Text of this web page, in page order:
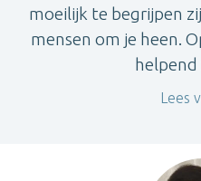
moeilijk te begrijpen
mensen om je heen.
helpend
Lees